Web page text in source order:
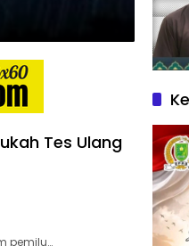
Tes Ulang
pemilu…